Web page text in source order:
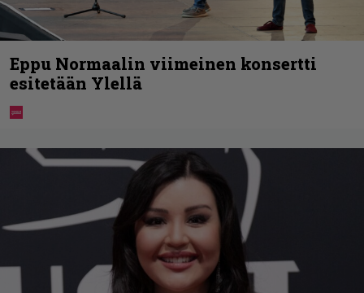
Eppu Normaalin viimeinen konsertti
esitetään Ylellä